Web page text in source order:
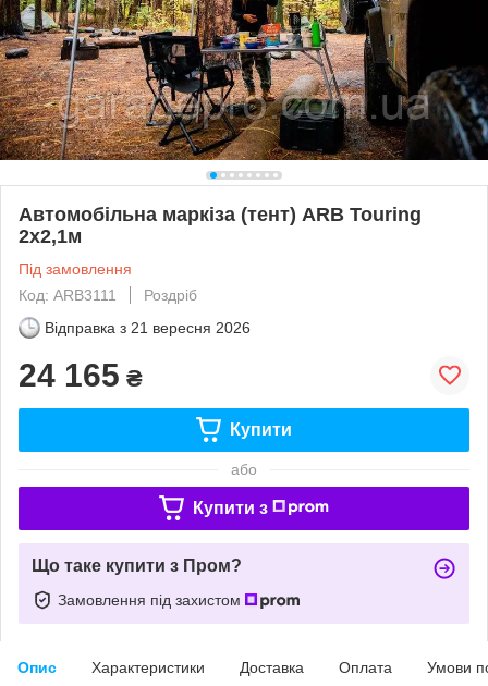
Автомобільна маркіза (тент) ARB Touring
2x2,1м
Під замовлення
Код: ARB3111
Роздріб
Відправка з 21 вересня 2026
24 165 ₴
Купити
або
Купити з
Що таке купити з Пром?
Замовлення під захистом
Опис Характеристики Доставка Оплата Умови